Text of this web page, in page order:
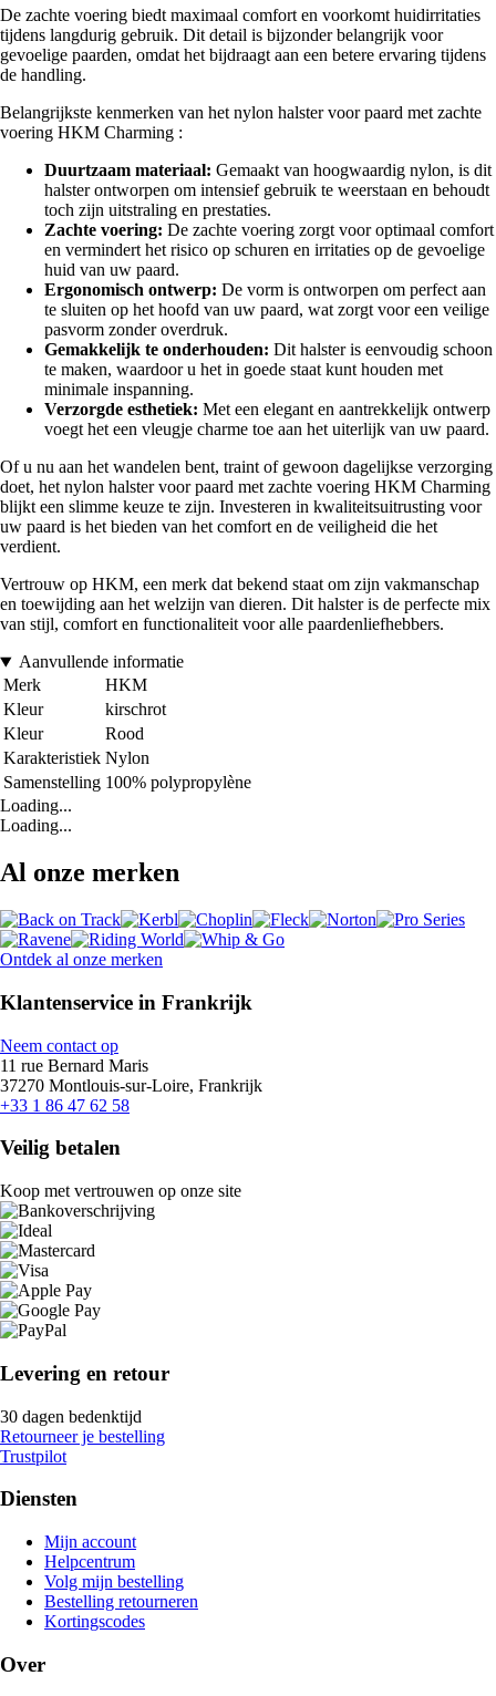
De zachte voering biedt maximaal comfort en voorkomt huidirritaties
tijdens langdurig gebruik. Dit detail is bijzonder belangrijk voor
gevoelige paarden, omdat het bijdraagt aan een betere ervaring tijdens
de handling.
Belangrijkste kenmerken van het nylon halster voor paard met zachte
voering HKM Charming :
Duurtzaam materiaal: Gemaakt van hoogwaardig nylon, is dit
halster ontworpen om intensief gebruik te weerstaan en behoudt
toch zijn uitstraling en prestaties.
Zachte voering: De zachte voering zorgt voor optimaal comfort
en vermindert het risico op schuren en irritaties op de gevoelige
huid van uw paard.
Ergonomisch ontwerp: De vorm is ontworpen om perfect aan
te sluiten op het hoofd van uw paard, wat zorgt voor een veilige
pasvorm zonder overdruk.
Gemakkelijk te onderhouden: Dit halster is eenvoudig schoon
te maken, waardoor u het in goede staat kunt houden met
minimale inspanning.
Verzorgde esthetiek: Met een elegant en aantrekkelijk ontwerp
voegt het een vleugje charme toe aan het uiterlijk van uw paard.
Of u nu aan het wandelen bent, traint of gewoon dagelijkse verzorging
doet, het nylon halster voor paard met zachte voering HKM Charming
blijkt een slimme keuze te zijn. Investeren in kwaliteitsuitrusting voor
uw paard is het bieden van het comfort en de veiligheid die het
verdient.
Vertrouw op HKM, een merk dat bekend staat om zijn vakmanschap
en toewijding aan het welzijn van dieren. Dit halster is de perfecte mix
van stijl, comfort en functionaliteit voor alle paardenliefhebbers.
Aanvullende informatie
Merk
HKM
Kleur
kirschrot
Kleur
Rood
Karakteristiek Nylon
Samenstelling 100% polypropylène
Loading...
Loading...
Al onze merken
Ontdek al onze merken
Klantenservice in Frankrijk
Neem contact op
11 rue Bernard Maris
37270 Montlouis-sur-Loire, Frankrijk
+33 1 86 47 62 58
Veilig betalen
Koop met vertrouwen op onze site
Levering en retour
30 dagen bedenktijd
Retourneer je bestelling
Trustpilot
Diensten
Mijn account
Helpcentrum
Volg mijn bestelling
Bestelling retourneren
Kortingscodes
Over